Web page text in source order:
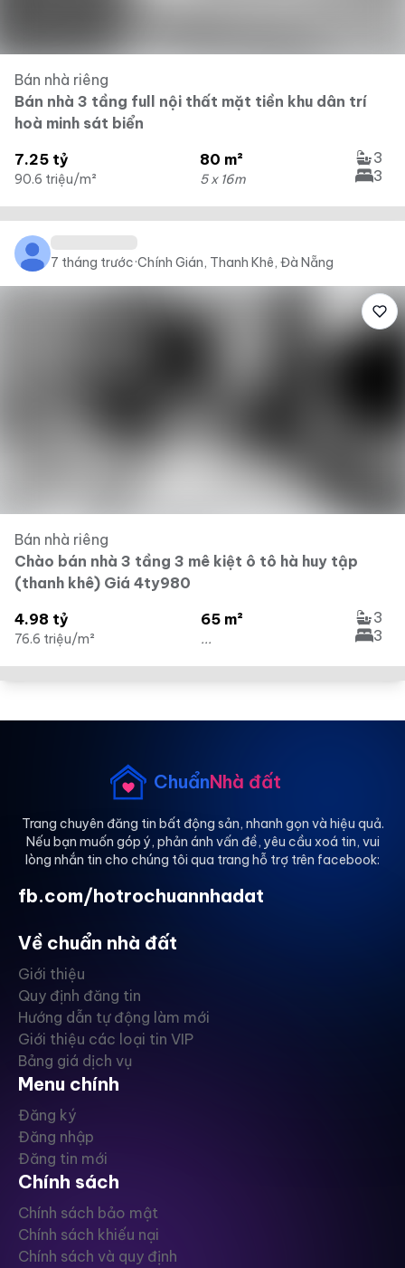
Bán nhà riêng
Bán nhà 3 tầng full nội thất mặt tiền khu dân trí
hoà minh sát biển
7.25 tỷ
90.6 triệu/m²
80 m²
5 x 16m
3
3
7 tháng trước·Chính Gián, Thanh Khê, Đà Nẵng
Bán nhà riêng
Chào bán nhà 3 tầng 3 mê kiệt ô tô hà huy tập
(thanh khê) Giá 4ty980
4.98 tỷ
76.6 triệu/m²
65 m²
...
3
3
ChuẩnNhà đất
Trang chuyên đăng tin bất động sản, nhanh gọn và hiệu quả.
Nếu bạn muốn góp ý, phản ánh vấn đề, yêu cầu xoá tin, vui
lòng nhắn tin cho chúng tôi qua trang hỗ trợ trên facebook:
fb.com/hotrochuannhadat
Về chuẩn nhà đất
Giới thiệu
Quy định đăng tin
Hướng dẫn tự động làm mới
Giới thiệu các loại tin VIP
Bảng giá dịch vụ
Menu chính
Đăng ký
Đăng nhập
Đăng tin mới
Chính sách
Chính sách bảo mật
Chính sách khiếu nại
Chính sách và quy định